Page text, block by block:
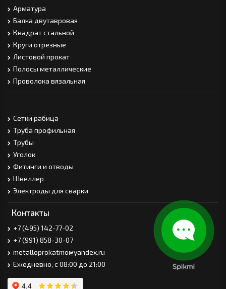
Арматура
Балка двутавровая
Квадрат стальной
Круги отрезные
Листовой прокат
Полосы металлические
Проволока вязальная
Сетки рабица
Труба профильная
Трубы
Уголок
Фитинги и отводы
Швеллер
Электроды для сварки
Контакты
+7 (495) 142-77-02
+7 (991) 858-30-07
metalloprokatmo@yandex.ru
Ежедневно, с 08:00 до 21:00